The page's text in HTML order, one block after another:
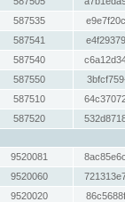
587535
587541
587540
587550
587510
587520
9520081
9520060
9520020